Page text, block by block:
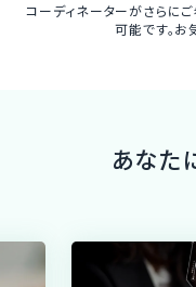
コーディネーターがさらに
可能です。お
あなた